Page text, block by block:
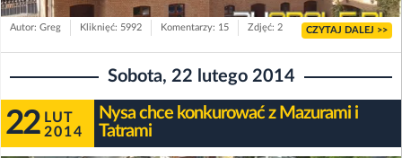
Autor: Greg Kliknięć: 5992 Komentarzy: 15 Zdjęć: 2 CZYTAJ DALEJ >>
Sobota, 22 lutego 2014
22 LUT
2014
Nysa chce konkurować z Mazurami i
Tatrami